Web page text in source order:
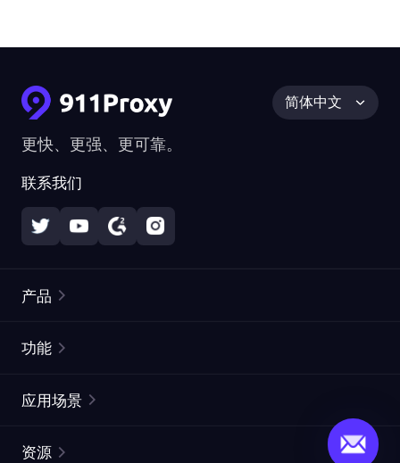
更快、更强、更可靠。
联系我们
简体中文
产品
静态住宅代理
功能
ISP代理
应用场景
资源